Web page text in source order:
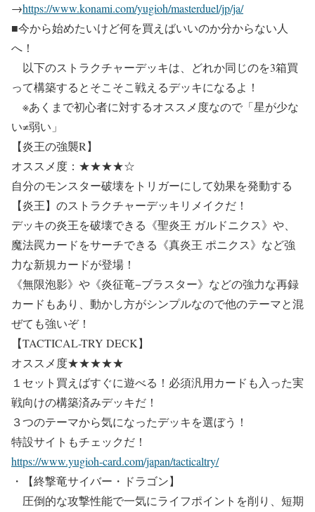
→https://www.konami.com/yugioh/masterduel/jp/ja/
■今から始めたいけど何を買えばいいのか分からない人
へ！
以下のストラクチャーデッキは、どれか同じのを3箱買
って構築するとそこそこ戦えるデッキになるよ！
※あくまで初心者に対するオススメ度なので「星が少な
い≠弱い」
【炎王の強襲R】
オススメ度：★★★★☆
自分のモンスター破壊をトリガーにして効果を発動する
【炎王】のストラクチャーデッキリメイクだ！
デッキの炎王を破壊できる《聖炎王 ガルドニクス》や、
魔法罠カードをサーチできる《真炎王 ポニクス》など強
力な新規カードが登場！
《無限泡影》や《炎征竜−ブラスター》などの強力な再録
カードもあり、動かし方がシンプルなので他のテーマと混
ぜても強いぞ！
【TACTICAL-TRY DECK】
オススメ度★★★★★
１セット買えばすぐに遊べる！必須汎用カードも入った実
戦向けの構築済みデッキだ！
３つのテーマから気になったデッキを選ぼう！
特設サイトもチェックだ！
https://www.yugioh-card.com/japan/tacticaltry/
・【終撃竜サイバー・ドラゴン】
圧倒的な攻撃性能で一気にライフポイントを削り、短期